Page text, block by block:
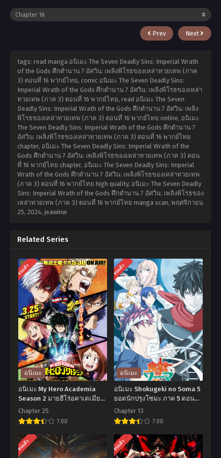
Prev Next
tags: read manga อนิเมะ The Seven Deadly Sins: Imperial Wrath
of the Gods ศึกตำนาน 7 อัศวิน: เพลิงพิโรธของเหล่าทวยเทพ (ภาค
3) ตอนที่ 16 พากย์ไทย, comic อนิเมะ The Seven Deadly Sins:
Imperial Wrath of the Gods ศึกตำนาน 7 อัศวิน: เพลิงพิโรธของเหล่า
ทวยเทพ (ภาค 3) ตอนที่ 16 พากย์ไทย, read อนิเมะ The Seven
Deadly Sins: Imperial Wrath of the Gods ศึกตำนาน 7 อัศวิน: เพลิง
พิโรธของเหล่าทวยเทพ (ภาค 3) ตอนที่ 16 พากย์ไทย online, อนิเมะ
The Seven Deadly Sins: Imperial Wrath of the Gods ศึกตำนาน 7
อัศวิน: เพลิงพิโรธของเหล่าทวยเทพ (ภาค 3) ตอนที่ 16 พากย์ไทย
chapter, อนิเมะ The Seven Deadly Sins: Imperial Wrath of the
Gods ศึกตำนาน 7 อัศวิน: เพลิงพิโรธของเหล่าทวยเทพ (ภาค 3) ตอน
ที่ 16 พากย์ไทย chapter, อนิเมะ The Seven Deadly Sins: Imperial
Wrath of the Gods ศึกตำนาน 7 อัศวิน: เพลิงพิโรธของเหล่าทวยเทพ
(ภาค 3) ตอนที่ 16 พากย์ไทย high quality, อนิเมะ The Seven Deadly
Sins: Imperial Wrath of the Gods ศึกตำนาน 7 อัศวิน: เพลิงพิโรธของ
เหล่าทวยเทพ (ภาค 3) ตอนที่ 16 พากย์ไทย manga scan, พฤศจิกายน
25, 2024, jeawinw
Related Series
จบแล้ว
อนิเมะ
อนิเมะ My Hero Academia
Season 2 มายฮีโร่อคาเดเมีย
ภาค 2 ตอนที่1-25 พากย์ไทย
Chapter 25
7.00
อ
นิ
จบแล้ว
อนิเมะ
อนิเมะ Shokugeki no Soma 5
ยอดนักปรุงโซมะ ภาค 5 ตอน
ที่1-13 พากย์ไทย+ซับไทย
Chapter 13
7.00
อ
นิ
จบแล้ว จบแล้ว